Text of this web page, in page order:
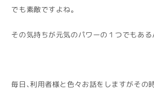
でも素敵ですよね。
その気持ちが元気のパワーの１つでもある
毎日、利用者様と色々お話をしますがその